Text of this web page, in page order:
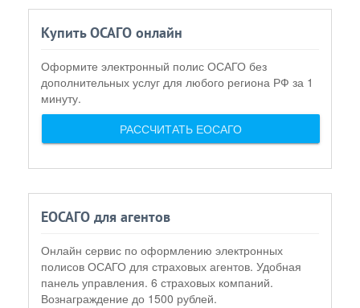
Купить ОСАГО онлайн
Оформите электронный полис ОСАГО без
дополнительных услуг для любого региона РФ за 1
минуту.
РАССЧИТАТЬ ЕОСАГО
ЕОСАГО для агентов
Онлайн сервис по оформлению электронных
полисов ОСАГО для страховых агентов. Удобная
панель управления. 6 страховых компаний.
Вознаграждение до 1500 рублей.